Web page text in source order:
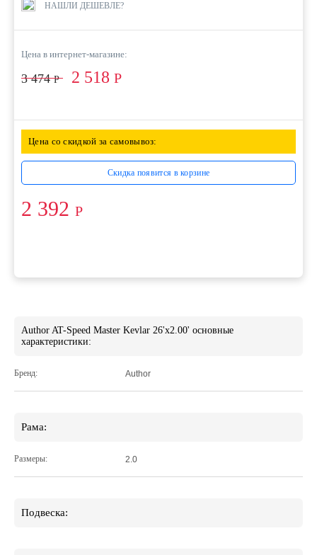
НАШЛИ ДЕШЕВЛЕ?
Цена в интернет-магазине:
3 474Р 2 518 Р
Цена со скидкой за самовывоз:
Скидка появится в корзине
2 392 Р
Author AT-Speed Master Kevlar 26'x2.00' основные
характеристики:
Бренд: Author
Рама:
Размеры: 2.0
Подвеска: